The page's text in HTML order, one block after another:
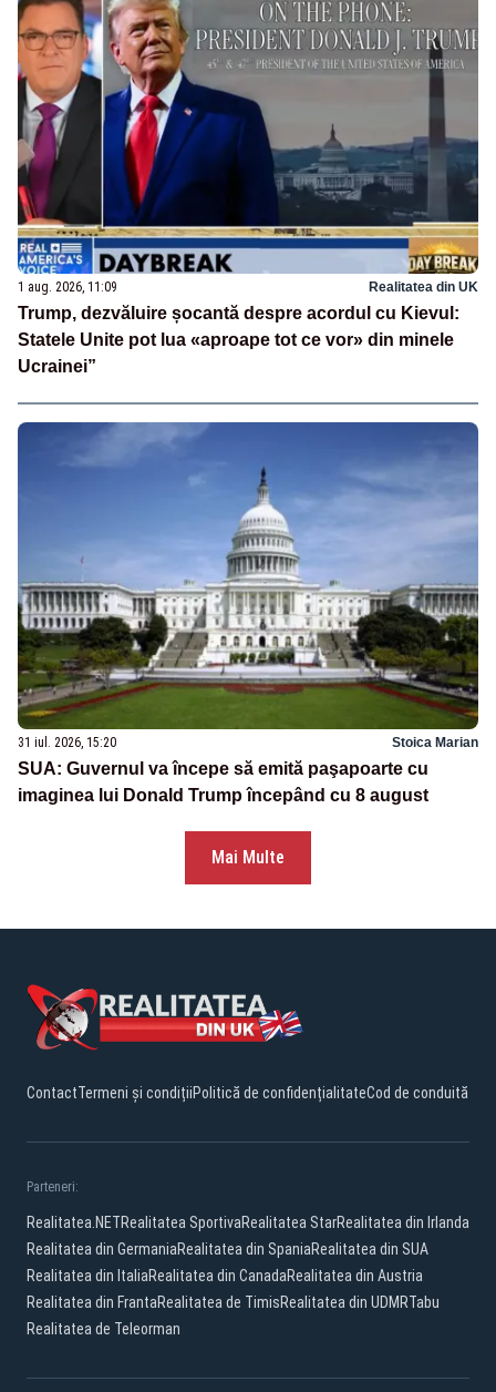
1 aug. 2026, 11:09 Realitatea din UK
Trump, dezvăluire șocantă despre acordul cu Kievul:
Statele Unite pot lua «aproape tot ce vor» din minele
Ucrainei”
31 iul. 2026, 15:20 Stoica Marian
SUA: Guvernul va începe să emită paşapoarte cu
imaginea lui Donald Trump începând cu 8 august
Mai Multe
ContactTermeni și condițiiPolitică de confidențialitateCod de conduită
Parteneri:
Realitatea.NETRealitatea SportivaRealitatea StarRealitatea din Irlanda
Realitatea din GermaniaRealitatea din SpaniaRealitatea din SUA
Realitatea din ItaliaRealitatea din CanadaRealitatea din Austria
Realitatea din FrantaRealitatea de TimisRealitatea din UDMRTabu
Realitatea de Teleorman